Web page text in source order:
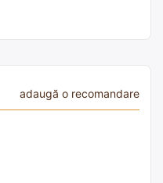
adaugă o recomandare